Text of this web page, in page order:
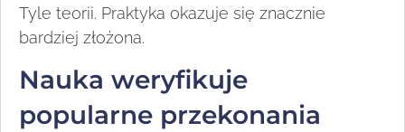
Tyle teorii. Praktyka okazuje się znacznie
bardziej złożona.
Nauka weryfikuje
popularne przekonania